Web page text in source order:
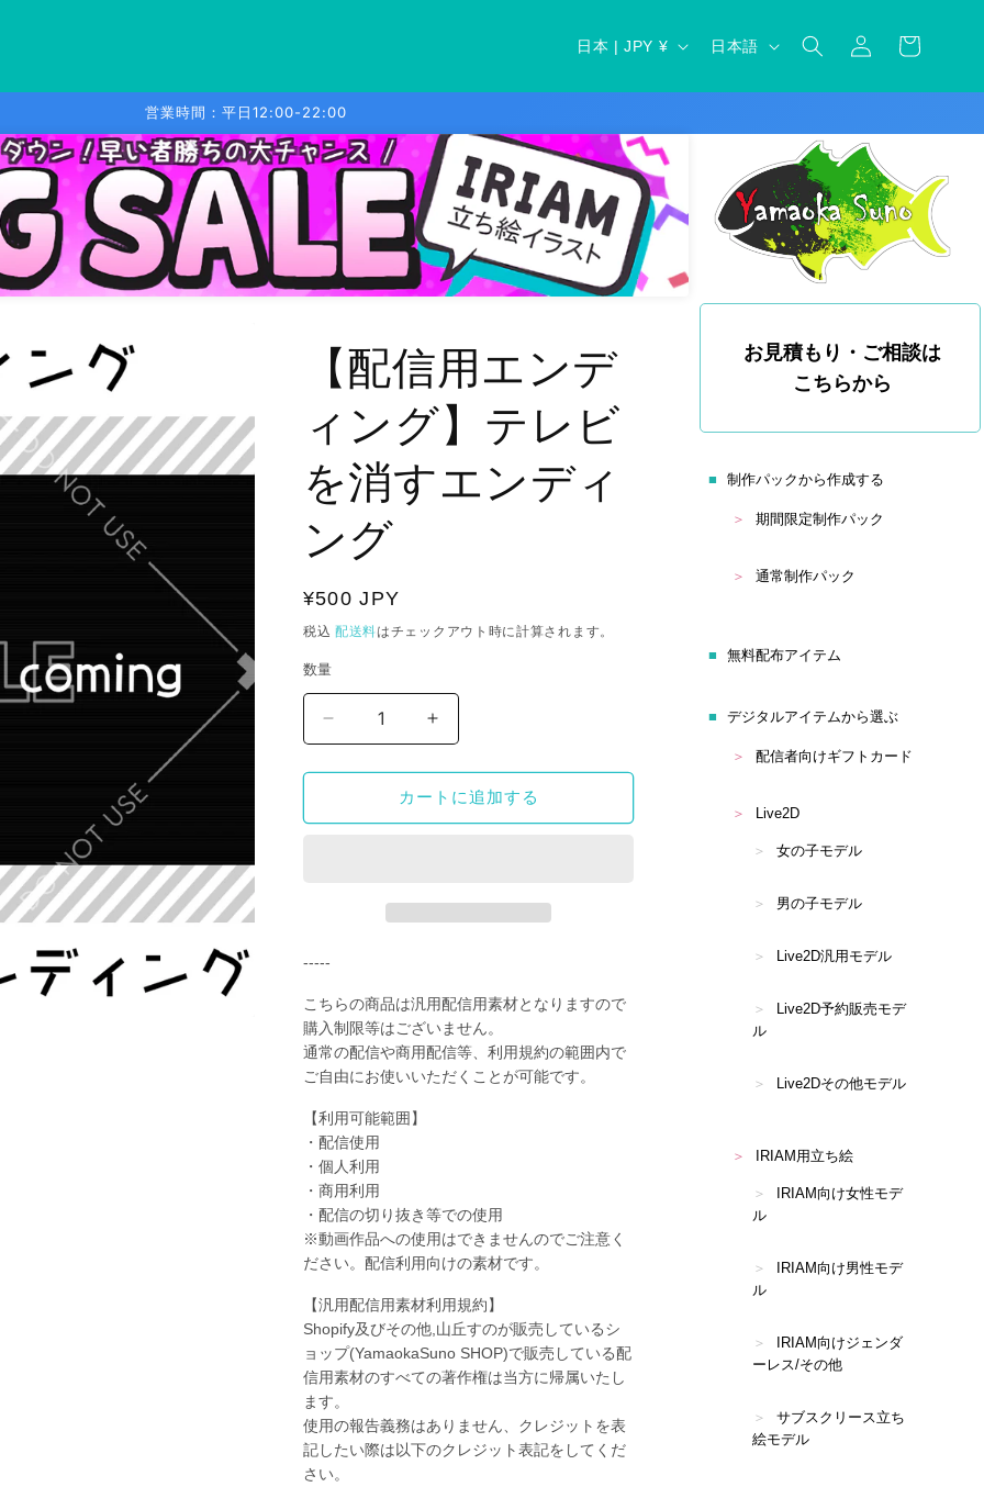
国
域
日本 | JPY ¥
言
日本語
グ
イ
ー
営業時間：平日12:00-22:00
お見積もり・ご相談は
こちらから
制作パックから作成する
期間限定制作パック
通常制作パック
無料配布アイテム
デジタルアイテムから選ぶ
配信者向けギフトカード
Live2D
女の子モデル
男の子モデル
Live2D汎用モデル
Live2D予約販売モデ
ル
Live2Dその他モデル
IRIAM用立ち絵
IRIAM向け女性モデ
ル
IRIAM向け男性モデ
ル
IRIAM向けジェンダ
ーレス/その他
サブスクリース立ち
絵モデル
【配信用エンデ
ィング】テレビ
を消すエンディ
ング
通
常
価
¥500 JPY
税込 配送料はチェックアウト時に計算されます。
数量
テ
レ
ビ
を
消
エ
ン
デ
ィ
ン
グ
数
量
を
減
ら
す
【配
エ
レ
ビ
を
消
ィ
ン
グ
数
量
を
増
や
す
カートに追加する
-----
こちらの商品は汎用配信用素材となりますので
購入制限等はございません。
通常の配信や商用配信等、利用規約の範囲内で
ご自由にお使いいただくことが可能です。
【利用可能範囲】
・配信使用
・個人利用
・商用利用
・配信の切り抜き等での使用
※動画作品への使用はできませんのでご注意く
ださい。配信利用向けの素材です。
【汎用配信用素材利用規約】
Shopify及びその他,山丘すのが販売しているシ
ョップ(YamaokaSuno SHOP)で販売している配
信用素材のすべての著作権は当方に帰属いたし
ます。
使用の報告義務はありません、クレジットを表
記したい際は以下のクレジット表記をしてくだ
さい。